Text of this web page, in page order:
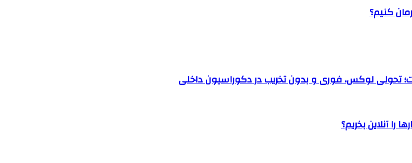
کنیم؟
تحولی لوکس، فوری و بدون تخریب در دکوراسیون داخلی
را آنلاین بخریم؟